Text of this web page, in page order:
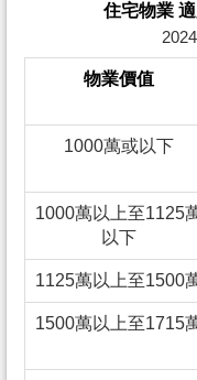
住宅物業
物業價值
1000萬或以下
1000萬以上至1125
以下
1125萬以上至1500
1500萬以上至1715